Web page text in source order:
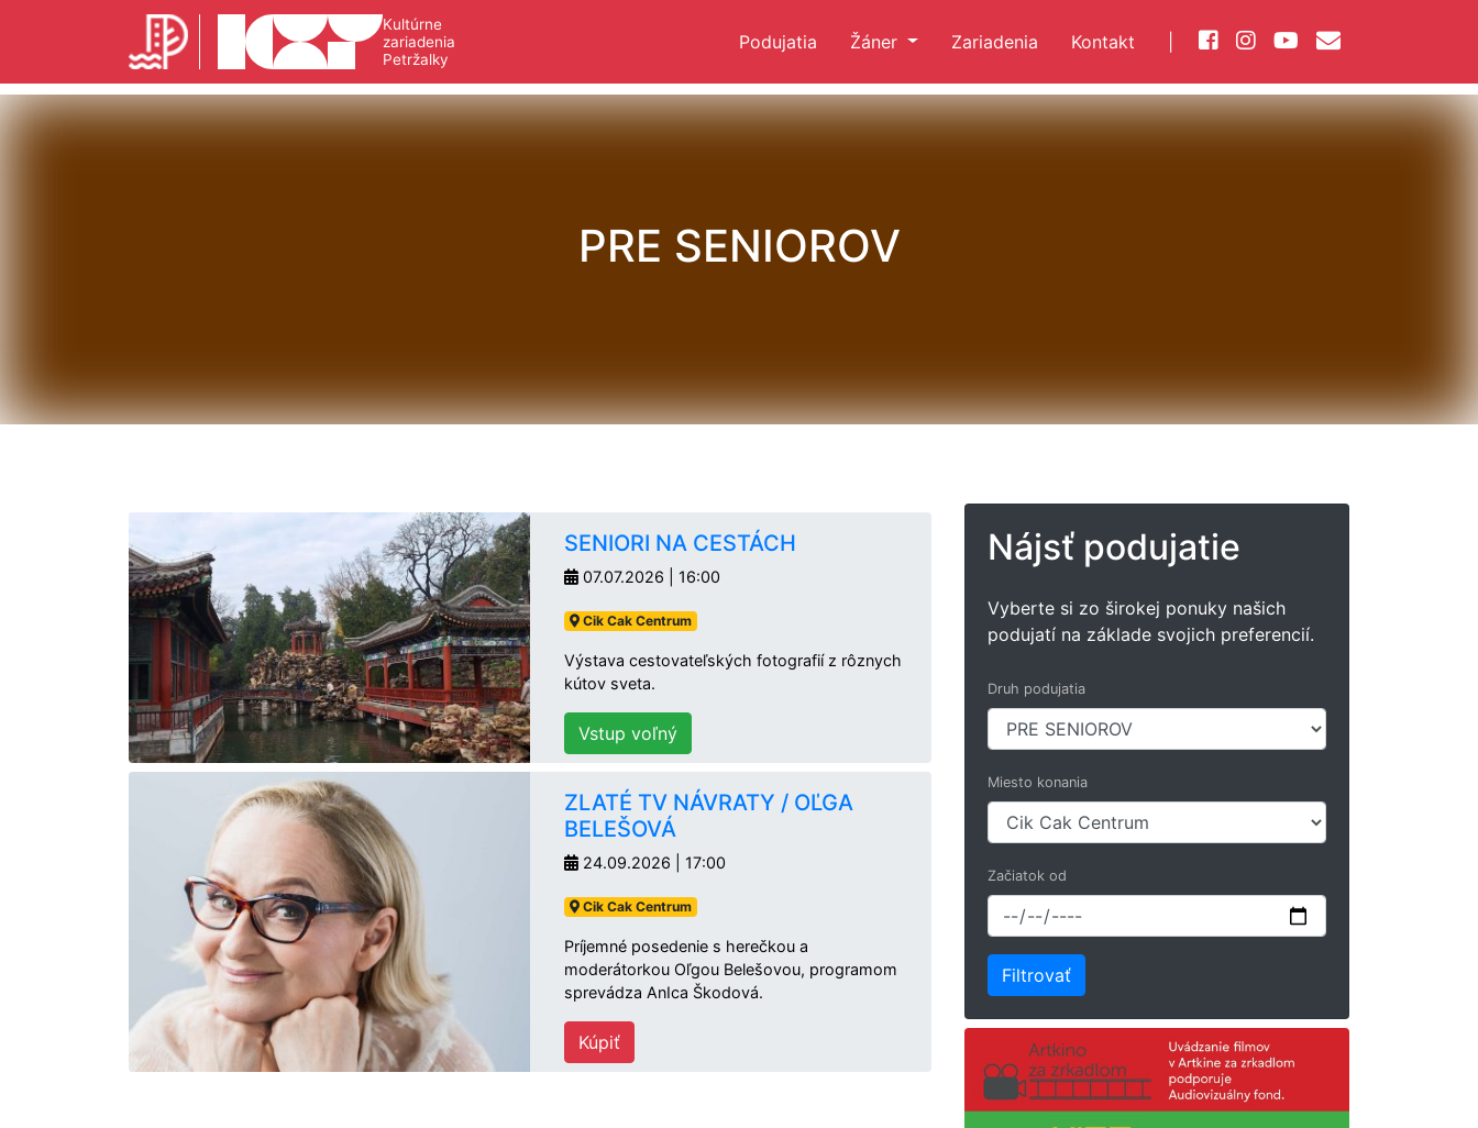
Kultúrne
zariadenia
Petržalky
Podujatia Žáner Zariadenia Kontakt
PRE SENIOROV
SENIORI NA CESTÁCH
07.07.2026 | 16:00
Cik Cak Centrum
Výstava cestovateľských fotografií z rôznych
kútov sveta.
Vstup voľný
ZLATÉ TV NÁVRATY / OĽGA
BELEŠOVÁ
24.09.2026 | 17:00
Cik Cak Centrum
Príjemné posedenie s herečkou a
moderátorkou Oľgou Belešovou, programom
sprevádza AnIca Škodová.
Kúpiť
Nájsť podujatie
Vyberte si zo širokej ponuky našich
podujatí na základe svojich preferencií.
Druh podujatia
Miesto konania
Začiatok od